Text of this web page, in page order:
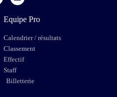
Equipe Pro
Calendrier / résultats
Classement
Effectif
Staff
Billetterie